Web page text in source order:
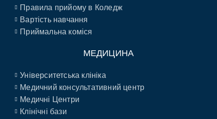
Правила прийому в Коледж
Вартість навчання
Приймальна коміся
МЕДИЦИНА
Університетська клініка
Медичний консультативний центр
Медичні Центри
Клінічні бази